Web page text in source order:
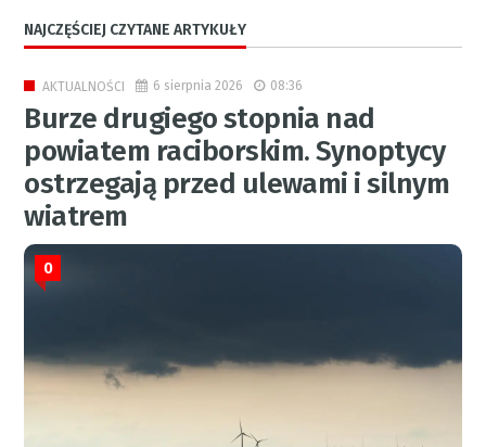
NAJCZĘŚCIEJ CZYTANE ARTYKUŁY
AKTUALNOŚCI 6 sierpnia 2026 08:36
Burze drugiego stopnia nad
powiatem raciborskim. Synoptycy
ostrzegają przed ulewami i silnym
wiatrem
0